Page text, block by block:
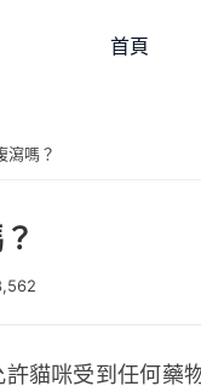
首頁
瀉嗎？
貓咪受到任何藥